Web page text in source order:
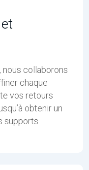
collaborons
chaque
vos retours
obtenir un
supports